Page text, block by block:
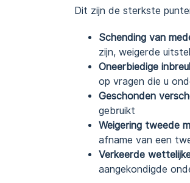
Dit zijn de sterkste
Schending van
zijn, weigerde
Oneerbiedige
op vragen die u
Geschonden
gebruikt
Weigering tweede
afname van een
Verkeerde
aangekondigde